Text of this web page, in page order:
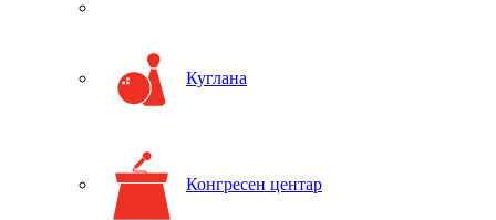
Куглана
Конгресен центар